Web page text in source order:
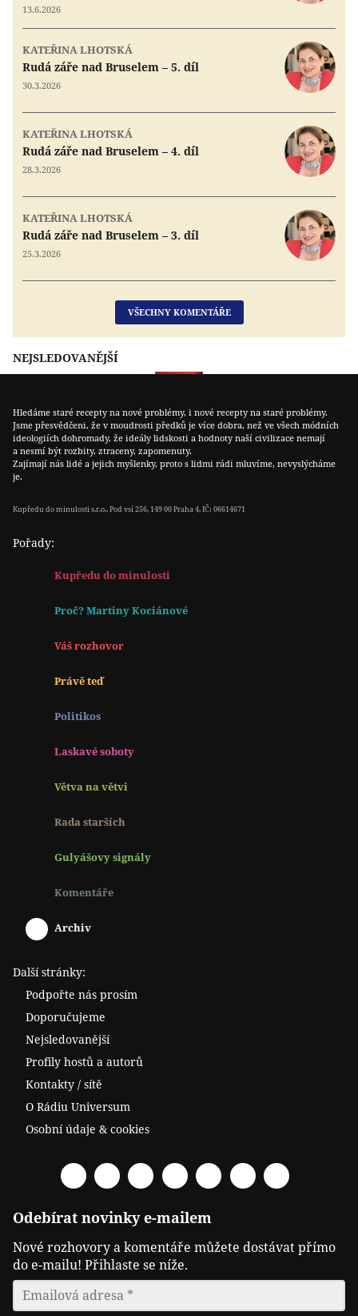
13.6.2026
KATEŘINA LHOTSKÁ
Rudá záře nad Bruselem – 5. díl
30.3.2026
KATEŘINA LHOTSKÁ
Rudá záře nad Bruselem – 4. díl
28.3.2026
KATEŘINA LHOTSKÁ
Rudá záře nad Bruselem – 3. díl
25.3.2026
VŠECHNY KOMENTÁŘE
NEJSLEDOVANĚJŠÍ
Hledáme staré recepty na nové problémy, i nové recepty na staré problémy.
Jsme přesvědčeni, že v moudrosti předků je více dobra, než ve všech módních
ideologiích dohromady, že ideály lidskosti a hodnoty naší civilizace nemají
a nesmí být rozbity, ztraceny, zapomenuty.
Zajímají nás lidé a jejich myšlenky, proto s lidmi rádi mluvíme, nevyslýcháme
je.
Kupředu do minulosti s.r.o., Pod vsí 256, 149 00 Praha 4, IČ: 06614671
Pořady:
Kupředu do minulosti
Proč? Martiny Kociánové
Váš rozhovor
Právě teď
Politikos
Laskavé soboty
Větva na větvi
Rada starších
Gulyášovy signály
Komentáře
Archiv
Další stránky:
Podpořte nás prosím
Doporučujeme
Nejsledovanější
Profily hostů a autorů
Kontakty / sítě
O Rádiu Universum
Osobní údaje & cookies
FacebookSpotify YouTubeTwitter RSS TelegramOdysee
Odebírat novinky e-mailem
Nové rozhovory a komentáře můžete dostávat přímo
do e-mailu! Přihlaste se níže.